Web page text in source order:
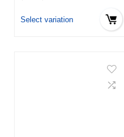
$137.00
Select variation